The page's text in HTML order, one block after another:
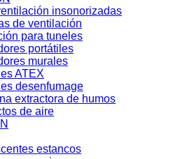
insonorizadas
de ventilación
para tuneles
portátiles
murales
ATEX
desenfumage
extractora de humos
de aire
estancos